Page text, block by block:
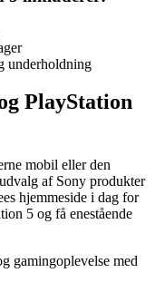
underholdning
PlayStation
mobil eller den
af Sony produkter
hjemmeside i dag for
5 og få enestående
gamingoplevelse med